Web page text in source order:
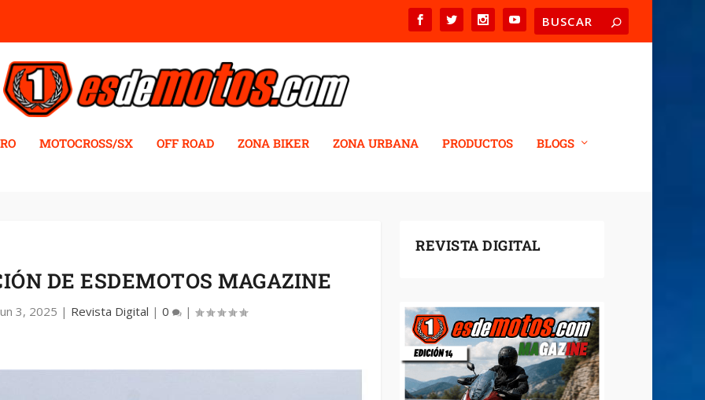
MOTOCROSS/SX OFF ROAD ZONA BIKER ZONA URBANA PRODUCTOS BLOGS
DE ESDEMOTOS MAGAZINE
3, 2025 | Revista Digital |0 |
REVISTA DIGITAL